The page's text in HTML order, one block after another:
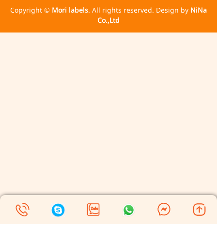
Copyright © Mori labels. All rights reserved. Design by NiNa
Co.,Ltd